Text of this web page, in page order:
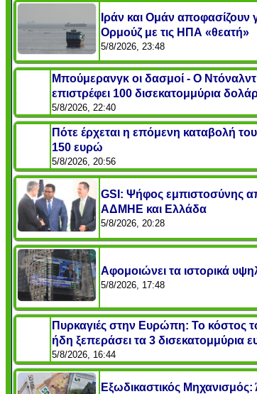
Ιράν και Ομάν αποφασίζουν
Ορμούζ με τις ΗΠΑ «θεατή»
5/8/2026, 23:48
Μπούμερανγκ οι δασμοί - Ο
επιστρέφει 100 δισεκατομμύρια
5/8/2026, 22:40
Πότε έρχεται η επόμενη καταβολή
150 ευρώ
5/8/2026, 20:56
GSI: Ψήφος εμπιστοσύνης
ΑΔΜΗΕ και Ελλάδα
5/8/2026, 20:28
Αφομοιώνει τα ιστορικά
5/8/2026, 17:48
Πυρκαγιές στην Ευρώπη: Το κόστος
ήδη ξεπεράσει τα 3 δισεκατομμύρια
5/8/2026, 16:44
Εξωδικαστικός